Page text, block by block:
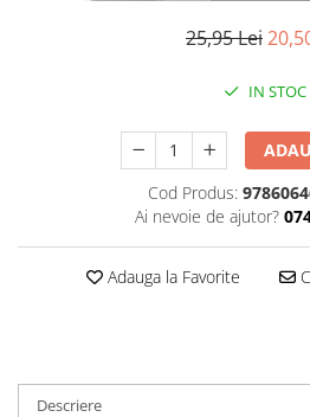
25,95 Lei
IN STOC
Cod Produs:
Ai nevoie de ajutor?
Adauga la Favorite
Descriere